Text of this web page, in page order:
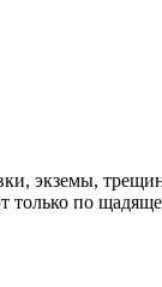
экземы,
только по